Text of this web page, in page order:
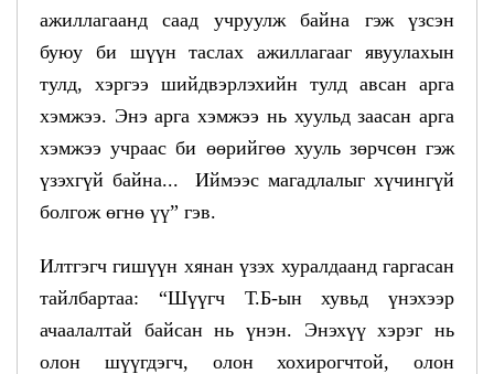
ажиллагаанд саад учруулж байна гэж үзсэн
буюу би шүүн таслах ажиллагааг явуулахын
тулд, хэргээ шийдвэрлэхийн тулд авсан арга
хэмжээ. Энэ арга хэмжээ нь хуульд заасан арга
хэмжээ учраас би өөрийгөө хууль зөрчсөн гэж
үзэхгүй байна... Иймээс магадлалыг хүчингүй
болгож өгнө үү” гэв.
Илтгэгч гишүүн хянан үзэх хуралдаанд гаргасан
тайлбартаа: “Шүүгч Т.Б-ын хувьд үнэхээр
ачаалалтай байсан нь үнэн. Энэхүү хэрэг нь
олон шүүгдэгч, олон хохирогчтой, олон